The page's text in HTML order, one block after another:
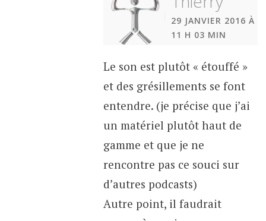
29 JANVIER 2016 À
11 H 03 MIN
Le son est plutôt « étouffé »
et des grésillements se font
entendre. (je précise que j’ai
un matériel plutôt haut de
gamme et que je ne
rencontre pas ce souci sur
d’autres podcasts)
Autre point, il faudrait